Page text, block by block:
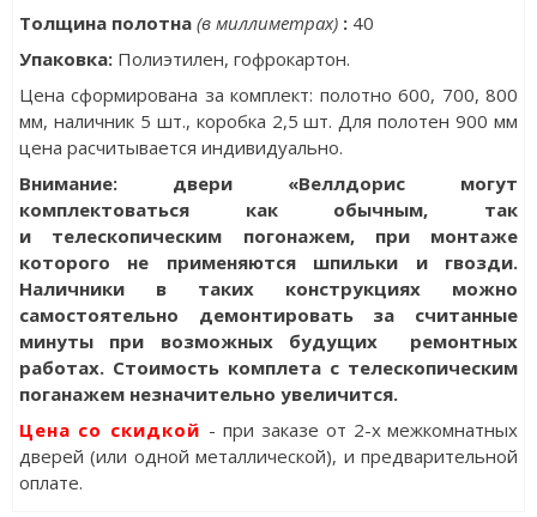
Толщина полотна (в миллиметрах):40
Упаковка:Полиэтилен, гофрокартон.
Цена сформирована за комплект: полотно 600, 700, 800
мм, наличник 5 шт., коробка 2,5 шт. Для полотен 900 мм
цена расчитывается индивидуально.
Внимание: двери «Веллдорис могут
комплектоваться как обычным, так
и телескопическим погонажем, при монтаже
которого не применяются шпильки и гвозди.
Наличники в таких конструкциях можно
самостоятельно демонтировать за считанные
минуты при возможных будущих ремонтных
работах. Стоимость комплета с телескопическим
поганажем незначительно увеличится.
Цена со скидкой - при заказе от 2-х межкомнатных
дверей (или одной металлической), и предварительной
оплате.